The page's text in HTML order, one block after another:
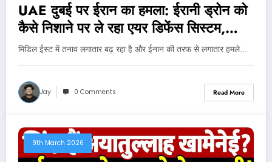
UAE दुबई पर ईरान का हमला: ईरानी ड्रोन को
कैसे निशाने पर ले रहा एयर डिफेंस सिस्टम,
देखिए वीडियो
मिडिल ईस्ट में तनाव लगातार बढ़ रहा है और ईनान की तरफ से लगातार हमले…
Jay 0 Comments Read More
9th March 2026